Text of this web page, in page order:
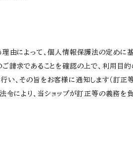
由によって、個人情報保護法の定めに
請求であることを確認の上で、利用
、その旨をお客様に通知します（訂正
令により、当ショップが訂正等の義務を